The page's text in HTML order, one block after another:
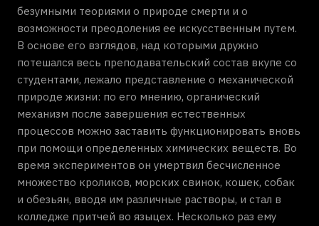
безумными теориями о природе смерти и о
возможности преодоления ее искусственным путем.
В основе его взглядов, над которыми дружно
потешался весь преподавательский состав вкупе со
студентами, лежало представление о механической
природе жизни: по его мнению, органический
механизм после завершения естественных
процессов можно заставить функционировать вновь
при помощи определенных химических веществ. Во
время экспериментов он умертвил бесчисленное
множество кроликов, морских свинок, кошек, собак
и обезьян, вводя им различные растворы, и стал в
колледже притчей во языцех. Несколько раз ему